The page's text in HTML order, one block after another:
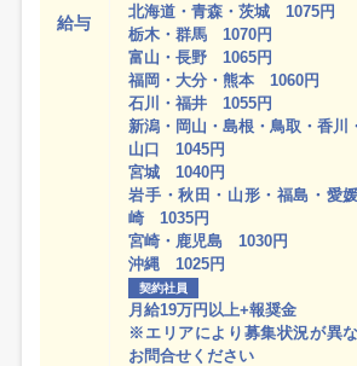
給与
北海道・青森・茨城 1075円
栃木・群馬 1070円
富山・長野 1065円
福岡・大分・熊本 1060円
石川・福井 1055円
新潟・岡山・島根・鳥取・香
山口 1045円
宮城 1040円
岩手・秋田・山形・福島・愛
崎 1035円
宮崎・鹿児島 1030円
沖縄 1025円
契約社員
月給19万円以上+報奨金
※エリアにより募集状況が異
お問合せください